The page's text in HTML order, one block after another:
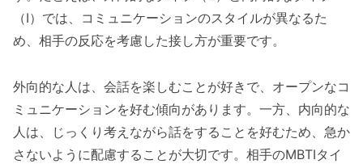
（I）では、コミュニケーションのスタイルが異なるた
め、相手の反応を考慮した接し方が重要です。
外向的な人は、会話を楽しむことが好きで、オープンなコ
ミュニケーションを好む傾向があります。一方、内向的な
人は、じっくり考えながら話をすることを好むため、急か
さないように配慮することが大切です。相手のMBTIタイ